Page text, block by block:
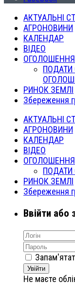
АКТУАЛЬНІ
АГРОНОВИНИ
КАЛЕНДАР
ВІДЕО
ОГОЛОШЕННЯ
ПОДАТИ
РИНОК ЗЕМЛІ
Збереження
АКТУАЛЬНІ
АГРОНОВИНИ
КАЛЕНДАР
ВІДЕО
ОГОЛОШЕННЯ
РИНОК ЗЕМЛІ
Збереження
Ввійти або
Увійти
Не маєте